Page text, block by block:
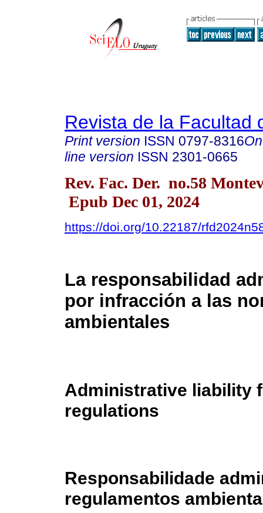
Revista de la Facultad
Print version ISSN 0797-8316
line version ISSN 2301-0665
Rev. Fac. Der. no.58
Epub Dec 01, 2024
https://doi.org/10.22187/
La responsabilidad
por infracción a las
ambientales
Administrative liability
regulations
Responsabilidade
regulamentos